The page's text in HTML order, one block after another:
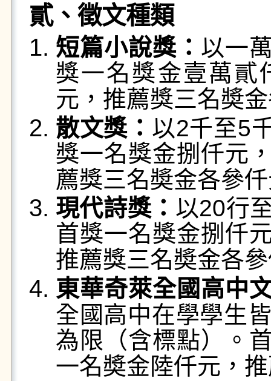
貳、徵文種類
短篇小說獎： 以一
獎一名獎金壹萬貳
元，推薦獎三名奬
散文獎： 以2千至5
獎一名獎金捌仟元
薦獎三名奬金各參
現代詩獎： 以20行
首獎一名獎金捌仟
推薦獎三名奬金各
東華奇萊全國高中
全國高中在學學生
為限（含標點）。
一名奬金陸仟元，